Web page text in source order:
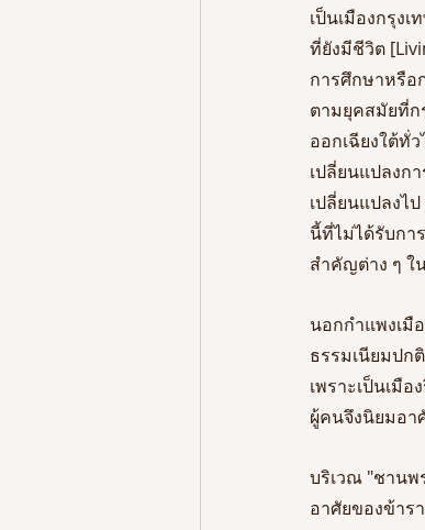
เป็นเมืองกรุง
ที่ยังมีชีวิต
การศึกษาหรือ
ตามยุคสมัยที่ก
ออกเฉียงใต้ทั่
เปลี่ยนแปลงก
เปลี่ยนแปลงไ
นี้ที่ไม่ได้รับกา
สำคัญต่าง ๆ ใ
นอกกำแพงเมื
ธรรมเนียมป
เพราะเป็นเมื
ผู้คนจึงนิยมอา
บริเวณ "ชานพ
อาศัยของข้าร